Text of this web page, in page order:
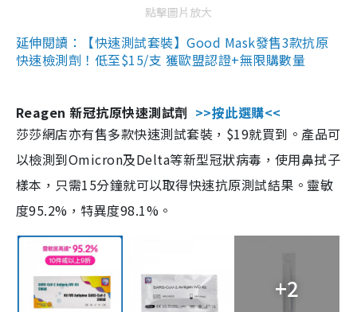
點擊圖片放大
延伸閱讀：【快速測試套裝】Good Mask發售3款抗原
快速檢測劑！低至$15/支 獲歐盟認證+無限購數量
Reagen 新冠抗原快速測試劑 >>按此選購<<
莎莎網店亦有售多款快速測試套裝，$19就買到。產品可
以檢測到Omicron及Delta等新型冠狀病毒，使用鼻拭子
樣本，只需15分鐘就可以取得快速抗原測試結果。靈敏
度95.2%，特異度98.1%。
+2